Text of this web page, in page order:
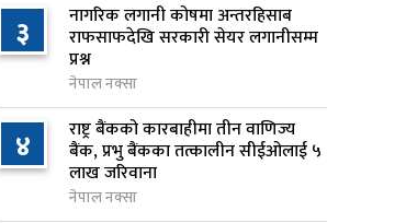
६
सिद्धबाबा सुरुङ निर्माणमा ३ अर्ब १
करोड खर्च, २०८३ फागुनको
समयसीमा
२१ घण्टा अघि
७
निम्सदाइसहित चार पर्वतारोहीको शव
बेस क्याम्पमा ल्याइयो
१ दिन अघि
३ नागरिक लगानी कोषमा अन्तरहिसाब
राफसाफदेखि सरकारी सेयर लगानीसम्म
प्रश्न
नेपाल नक्सा
४ राष्ट्र बैंकको कारबाहीमा तीन वाणिज्य
बैंक, प्रभु बैंकका तत्कालीन सीईओलाई ५
लाख जरिवाना
नेपाल नक्सा